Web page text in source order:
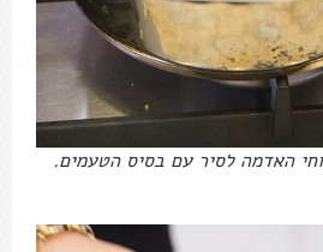
האדמה לסיר עם בסיס הטעמים.